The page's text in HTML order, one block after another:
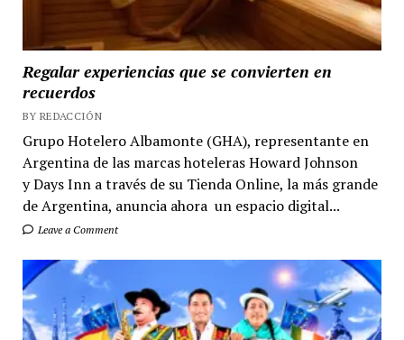
Regalar experiencias que se convierten en
recuerdos
BY REDACCIÓN
Grupo Hotelero Albamonte (GHA), representante en
Argentina de las marcas hoteleras Howard Johnson
y Days Inn a través de su Tienda Online, la más grande
de Argentina, anuncia ahora un espacio digital...
Leave a Comment